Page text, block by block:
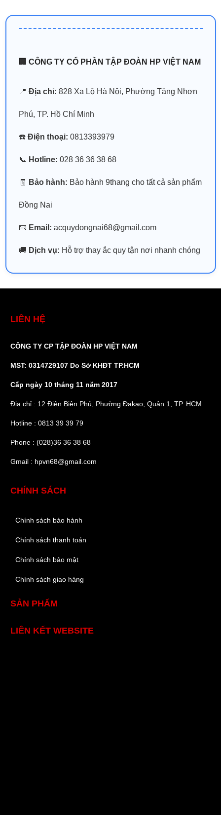
🏢 CÔNG TY CỔ PHẦN TẬP ĐOÀN HP VIỆT NAM
📍 Địa chỉ: 828 Xa Lộ Hà Nội, Phường Tăng Nhơn
Phú, TP. Hồ Chí Minh
☎️ Điện thoại: 0813393979
📞 Hotline: 028 36 36 38 68
🧾 Bảo hành: Bảo hành 9thang cho tất cả sản phẩm
Đồng Nai
📧 Email: acquydongnai68@gmail.com
🚚 Dịch vụ: Hỗ trợ thay ắc quy tận nơi nhanh chóng
LIÊN HỆ
CÔNG TY CP TẬP ĐOÀN HP VIỆT NAM
MST: 0314729107 Do Sở KHĐT TP.HCM
Cấp ngày 10 tháng 11 năm 2017
Địa chỉ : 12 Điện Biên Phủ, Phường Đakao, Quận 1, TP. HCM
Hotline : 0813 39 39 79
Phone : (028)36 36 38 68
Gmail : hpvn68@gmail.com
CHÍNH SÁCH
Chính sách bảo hành
Chính sách thanh toán
Chính sách bảo mật
Chính sách giao hàng
SẢN PHẨM
LIÊN KẾT WEBSITE